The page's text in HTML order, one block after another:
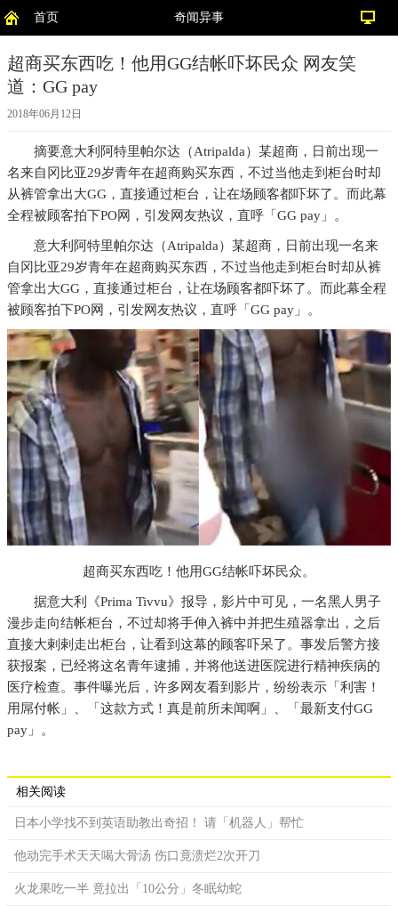
首页 奇闻异事
超商买东西吃！他用GG结帐吓坏民众 网友笑
道：GG pay
2018年06月12日
摘要意大利阿特里帕尔达（Atripalda）某超商，日前出现一
名来自冈比亚29岁青年在超商购买东西，不过当他走到柜台时却
从裤管拿出大GG，直接通过柜台，让在场顾客都吓坏了。而此幕
全程被顾客拍下PO网，引发网友热议，直呼「GG pay」。
意大利阿特里帕尔达（Atripalda）某超商，日前出现一名来
自冈比亚29岁青年在超商购买东西，不过当他走到柜台时却从裤
管拿出大GG，直接通过柜台，让在场顾客都吓坏了。而此幕全程
被顾客拍下PO网，引发网友热议，直呼「GG pay」。
超商买东西吃！他用GG结帐吓坏民众。
据意大利《Prima Tivvu》报导，影片中可见，一名黑人男子
漫步走向结帐柜台，不过却将手伸入裤中并把生殖器拿出，之后
直接大剌剌走出柜台，让看到这幕的顾客吓呆了。事发后警方接
获报案，已经将这名青年逮捕，并将他送进医院进行精神疾病的
医疗检查。事件曝光后，许多网友看到影片，纷纷表示「利害！
用屌付帐」、「这款方式！真是前所未闻啊」、「最新支付GG
pay」。
相关阅读
日本小学找不到英语助教出奇招！ 请「机器人」帮忙
他动完手术天天喝大骨汤 伤口竟溃烂2次开刀
火龙果吃一半 竟拉出「10公分」冬眠幼蛇